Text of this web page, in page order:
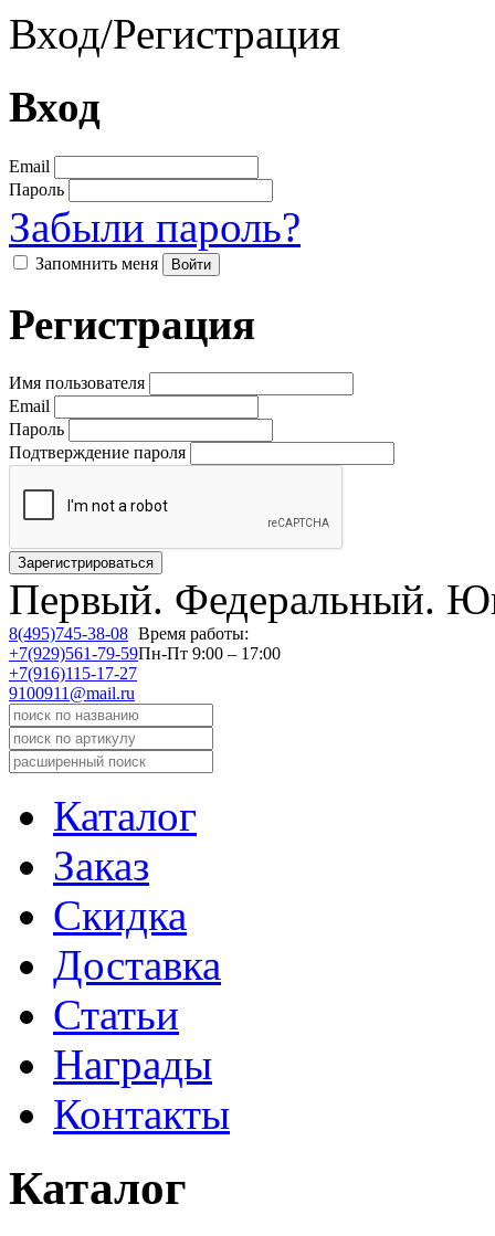
Вход/Регистрация
Вход
Email
Пароль
Забыли пароль?
Запомнить меня
Регистрация
Имя пользователя
Email
Пароль
Подтверждение пароля
Первый. Федеральный.
8(495)745-38-08
+7(929)561-79-59
+7(916)115-17-27
9100911@mail.ru
Время работы:
Пн-Пт 9:00 – 17:00
Каталог
Заказ
Скидка
Доставка
Статьи
Награды
Контакты
Каталог